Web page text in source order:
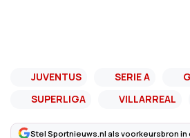
JUVENTUS SERIE A
SUPERLIGA
VILLARREAL
Stel Sportnieuws.nl als voorkeursbron in